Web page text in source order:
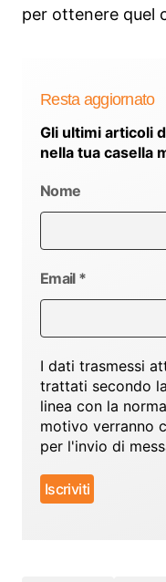
per ottenere quel
Resta aggiornato
Gli ultimi articoli
nella tua casella
Nome
Email *
I dati trasmessi
trattati secondo
linea con la
motivo verranno
per l'invio di